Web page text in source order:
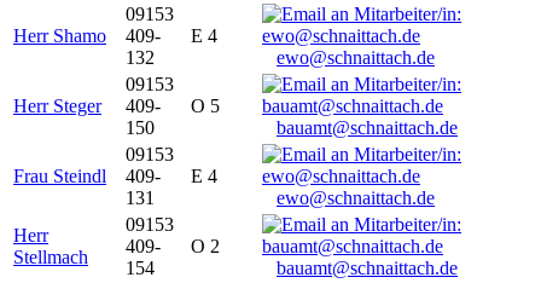
Herr Shamo
09153
409-
132
E 4
ewo@schnaittach.de
Herr Steger
09153
409-
150
O 5
bauamt@schnaittach.de
Frau Steindl
09153
409-
131
E 4
ewo@schnaittach.de
Herr
Stellmach
09153
409-
154
O 2
bauamt@schnaittach.de